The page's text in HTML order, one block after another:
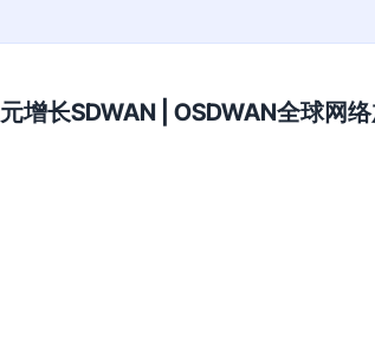
元增长SDWAN | OSDWAN全球网